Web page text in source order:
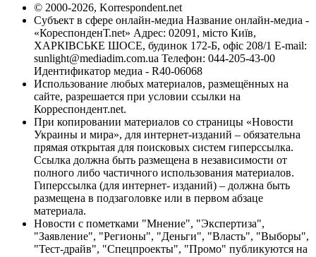
© 2000-2026, Korrespondent.net
Субъект в сфере онлайн-медиа Название онлайн-медиа -
«КореспонденТ.net» Адрес: 02091, місто Київ,
ХАРКІВСЬКЕ ШОСЕ, будинок 172-Б, офіс 208/1 E-mail:
sunlight@mediadim.com.ua Телефон: 044-205-43-00
Идентификатор медиа - R40-06068
Использование любых материалов, размещённых на
сайте, разрешается при условии ссылки на
Корреспондент.net.
При копировании материалов со страницы «Новости
Украины и мира», для интернет-изданий – обязательна
прямая открытая для поисковых систем гиперссылка.
Ссылка должна быть размещена в независимости от
полного либо частичного использования материалов.
Гиперссылка (для интернет- изданий) – должна быть
размещена в подзаголовке или в первом абзаце
материала.
Новости с пометками "Мнение", "Экспертиза",
"Заявление", "Регионы", "Деньги", "Власть", "Выборы",
"Тест-драйв", "Спецпроекты", "Промо" публикуются на